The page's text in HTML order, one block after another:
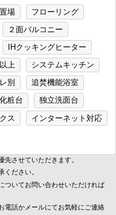
場
フローリング
２面バルコニー
IHクッキングヒーター
上
システムキッチン
別
追焚機能浴室
粧台
独立洗面台
ス
インターネット対応
させていただきます。
ください。
ついてお問い合わせいただければ
電話かメールにてお気軽にご連絡